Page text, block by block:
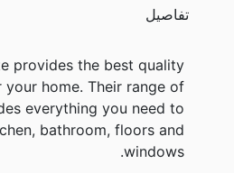
تفاصيل
provides the best quality
home. Their range of
everything you need to
bathroom, floors and
windows.